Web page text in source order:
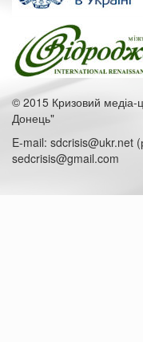
© 2015 Кризовий медіа-
Донець"
E-mail: sdcrisis@ukr.net
sedcrisis@gmail.com